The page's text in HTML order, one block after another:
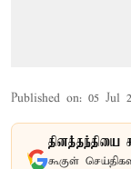
Published on: 05 Jul
தினத்தந்தியை
கூகுள்